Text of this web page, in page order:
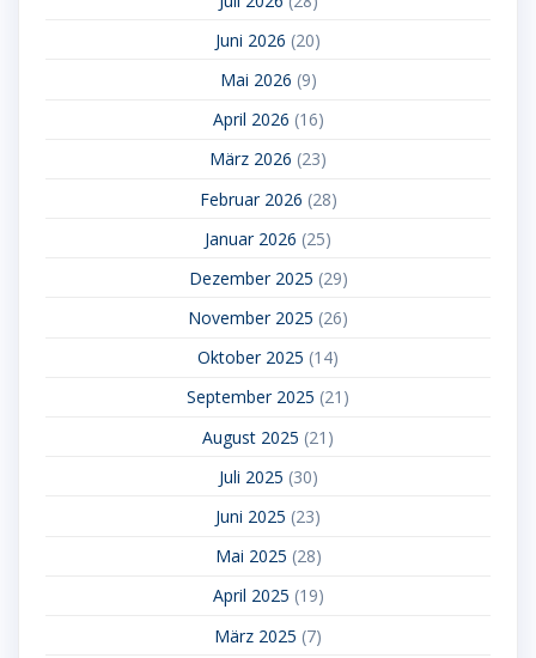
Juni 2026 (20)
Mai 2026 (9)
April 2026 (16)
März 2026 (23)
Februar 2026 (28)
Januar 2026 (25)
Dezember 2025 (29)
November 2025 (26)
Oktober 2025 (14)
September 2025 (21)
August 2025 (21)
Juli 2025 (30)
Juni 2025 (23)
Mai 2025 (28)
April 2025 (19)
März 2025 (7)